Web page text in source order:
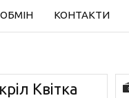
КОНТАКТИ
Квітка